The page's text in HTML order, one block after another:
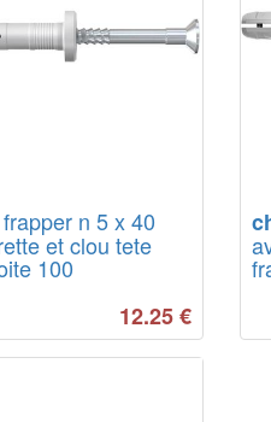
n 5 x 40
et clou tete
100
12.25€